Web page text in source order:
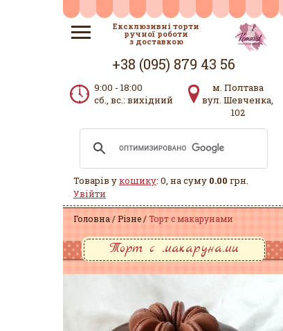
Ексклюзивні торти
ручної роботи
з доставкою
+38 (095) 879 43 56
9:00 - 18:00
сб., вс.: вихідний
м. Полтава
вул. Шевченка,
102
Товарів укошику: 0, на суму 0.00 грн.
Увійти
Головна Різне Торт с макарунами
Торт с макарунами